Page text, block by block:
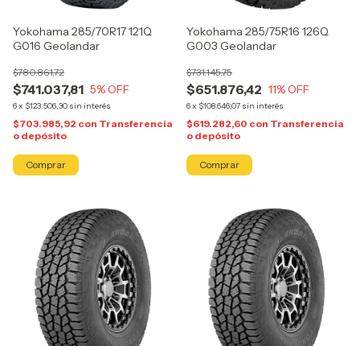
Yokohama 285/70R17 121Q
G016 Geolandar
$741.037,81
$780.861,72
5% OFF
6x $123.506,30 sin interés
$703.985,92 con Transferencia
o depósito
Yokohama 285/75R16 126Q
G003 Geolandar
$651.876,42
$731.145,75
11% OFF
6x $108.646,07 sin interés
$619.282,60 con Transferencia
o depósito